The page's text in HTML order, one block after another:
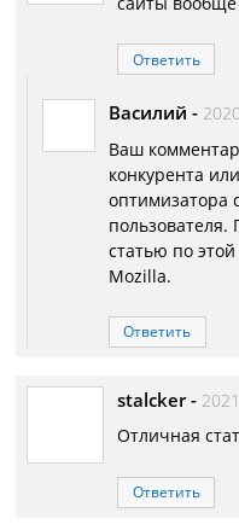
Ответить
Василий -
Ваш
конкурента
оптимизатора
пользователя.
статью по
Mozilla.
Ответить
stalcker -
Отличная
Ответить